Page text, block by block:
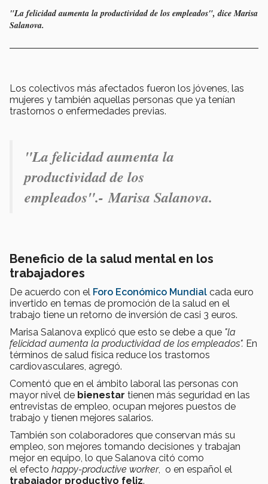
"La felicidad aumenta la productividad de los empleados", dice Marisa
Salanova.
Los colectivos más afectados fueron los jóvenes, las
mujeres y también aquellas personas que ya tenían
trastornos o enfermedades previas.
"La felicidad aumenta la
productividad de los
empleados".-Marisa Salanova.
Beneficio de la salud mental en los
trabajadores
De acuerdo con el Foro Económico Mundial cada euro
invertido en temas de promoción de la salud en el
trabajo tiene un retorno de inversión de casi 3 euros.
Marisa Salanova explicó que esto se debe a que "la
felicidad aumenta la productividad de los empleados". En
términos de salud física reduce los trastornos
cardiovasculares, agregó.
Comentó que en el ámbito laboral las personas con
mayor nivel de bienestar tienen más seguridad en las
entrevistas de empleo, ocupan mejores puestos de
trabajo y tienen mejores salarios.
También son colaboradores que conservan más su
empleo, son mejores tomando decisiones y trabajan
mejor en equipo, lo que Salanova citó como
el efecto happy-productive worker, o en español el
trabajador productivo feliz.